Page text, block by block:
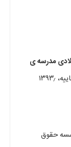
دوره کارآموزی سال ۲۰۱۱ میلادی مدرسه ی
حقوق